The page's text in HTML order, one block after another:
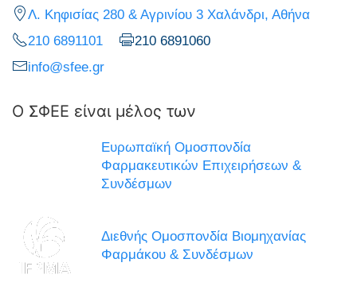
Λ. Κηφισίας 280 & Αγρινίου 3 Χαλάνδρι, Αθήνα
210 6891101
210 6891060
info@sfee.gr
Ο ΣΦΕΕ είναι μέλος των
Ευρωπαϊκή Ομοσπονδία
Φαρμακευτικών Επιχειρήσεων &
Συνδέσμων
Διεθνής Ομοσπονδία Βιομηχανίας
Φαρμάκου & Συνδέσμων